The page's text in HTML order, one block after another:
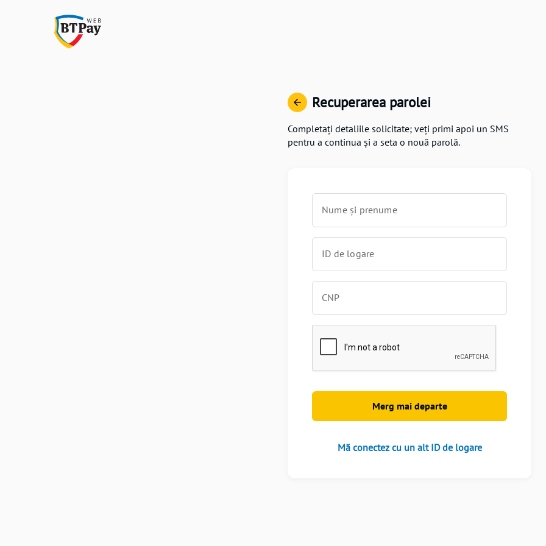
Recuperarea parolei
Completați detaliile solicitate; veți primi apoi un SMS
pentru a continua și a seta o nouă parolă.
Nume și prenume
ID de logare
CNP
Mă conectez cu un alt ID de logare